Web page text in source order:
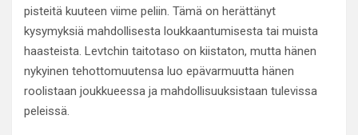
pisteitä kuuteen viime peliin. Tämä on herättänyt
kysymyksiä mahdollisesta loukkaantumisesta tai muista
haasteista. Levtchin taitotaso on kiistaton, mutta hänen
nykyinen tehottomuutensa luo epävarmuutta hänen
roolistaan joukkueessa ja mahdollisuuksistaan tulevissa
peleissä.